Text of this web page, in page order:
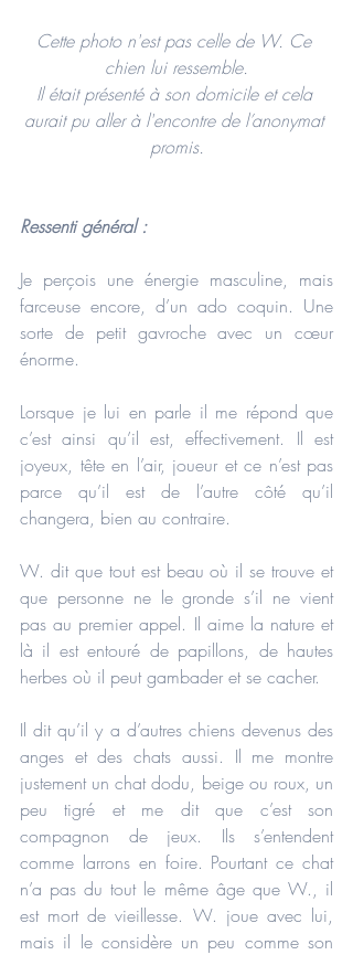
Cette photo n'est pas celle de W. Ce
chien lui ressemble.
Il était présenté à son domicile et cela
aurait pu aller à l'encontre de l’anonymat
promis.
Ressenti général :
Je perçois une énergie masculine, mais
farceuse encore, d’un ado coquin. Une
sorte de petit gavroche avec un cœur
énorme.
Lorsque je lui en parle il me répond que
c’est ainsi qu’il est, effectivement. Il est
joyeux, tête en l’air, joueur et ce n’est pas
parce qu’il est de l’autre côté qu’il
changera, bien au contraire.
W. dit que tout est beau où il se trouve et
que personne ne le gronde s’il ne vient
pas au premier appel. Il aime la nature et
là il est entouré de papillons, de hautes
herbes où il peut gambader et se cacher.
Il dit qu’il y a d’autres chiens devenus des
anges et des chats aussi. Il me montre
justement un chat dodu, beige ou roux, un
peu tigré et me dit que c’est son
compagnon de jeux. Ils s’entendent
comme larrons en foire. Pourtant ce chat
n’a pas du tout le même âge que W., il
est mort de vieillesse. W. joue avec lui,
mais il le considère un peu comme son